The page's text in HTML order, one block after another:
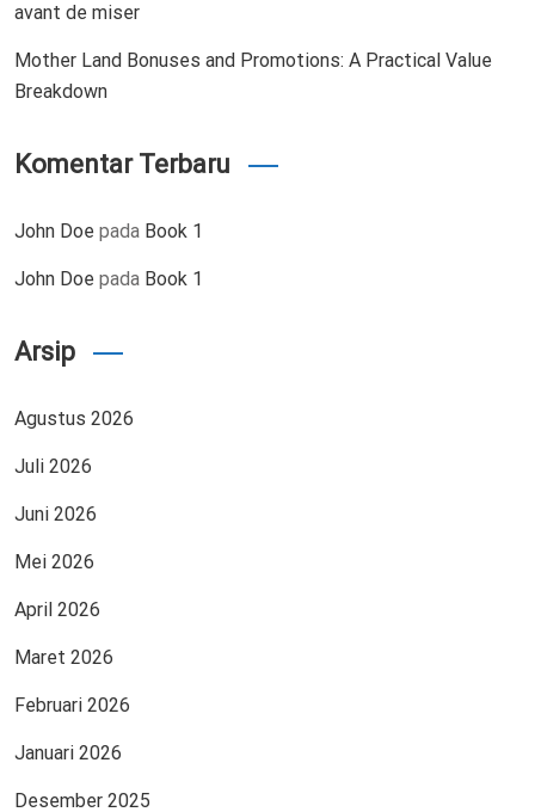
avant de miser
Mother Land Bonuses and Promotions: A Practical Value
Breakdown
Komentar Terbaru
John Doe pada Book 1
John Doe pada Book 1
Arsip
Agustus 2026
Juli 2026
Juni 2026
Mei 2026
April 2026
Maret 2026
Februari 2026
Januari 2026
Desember 2025